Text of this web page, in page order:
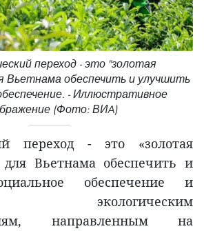
переход - это "золотая
Вьетнама обеспечить и улучшить
- Иллюстративное
(Фото: ВИA)
переход - это «золотая
для Вьетнама обеспечить и
обеспечение и
экологическим
направленным на